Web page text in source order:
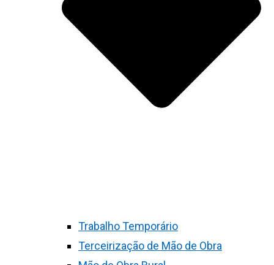
Trabalho Temporário
Terceirização de Mão de Obra